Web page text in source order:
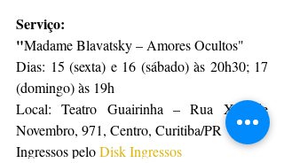
Serviço:
"Madame Blavatsky – Amores Ocultos"
Dias: 15 (sexta) e 16 (sábado) às 20h30; 17
(domingo) às 19h
Local: Teatro Guairinha – Rua XV de
Novembro, 971, Centro, Curitiba/PR
Ingressos pelo Disk Ingressos